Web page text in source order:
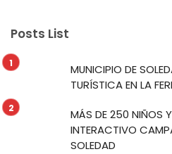
Posts List
MUNICIPIO DE
TURÍSTICA EN LA
MÁS DE 250 NIÑOS
INTERACTIVO
SOLEDAD